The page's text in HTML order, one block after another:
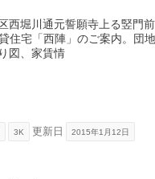
西堀川通元誓願寺上る竪門前
住宅「西陣」のご案内。団地
図、家賃情
3K 更新日 2015年1月12日